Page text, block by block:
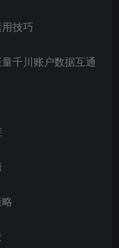
技巧
千川账户数据互通